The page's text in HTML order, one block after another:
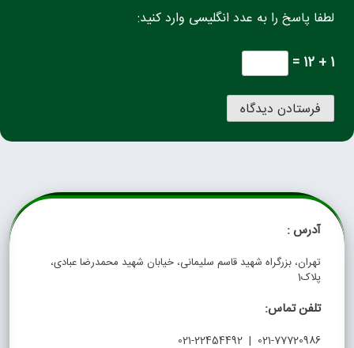
لطفا پاسخ را به عدد انگلیسی وارد کنید:
1 + 12 =
آدرس :
تهران، بزرگراه شهید قاسم سلیمانی، خیابان شهید محمدرضا عبادی،
پلاک1
تلفن تماس:
021-77720986 | 021-22454492